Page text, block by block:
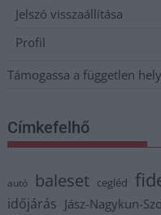
Jelszó visszaállítása
Profil
Támogassa a független
Címkefelhő
autó baleset cegléd
időjárás Jász-Nagykun-